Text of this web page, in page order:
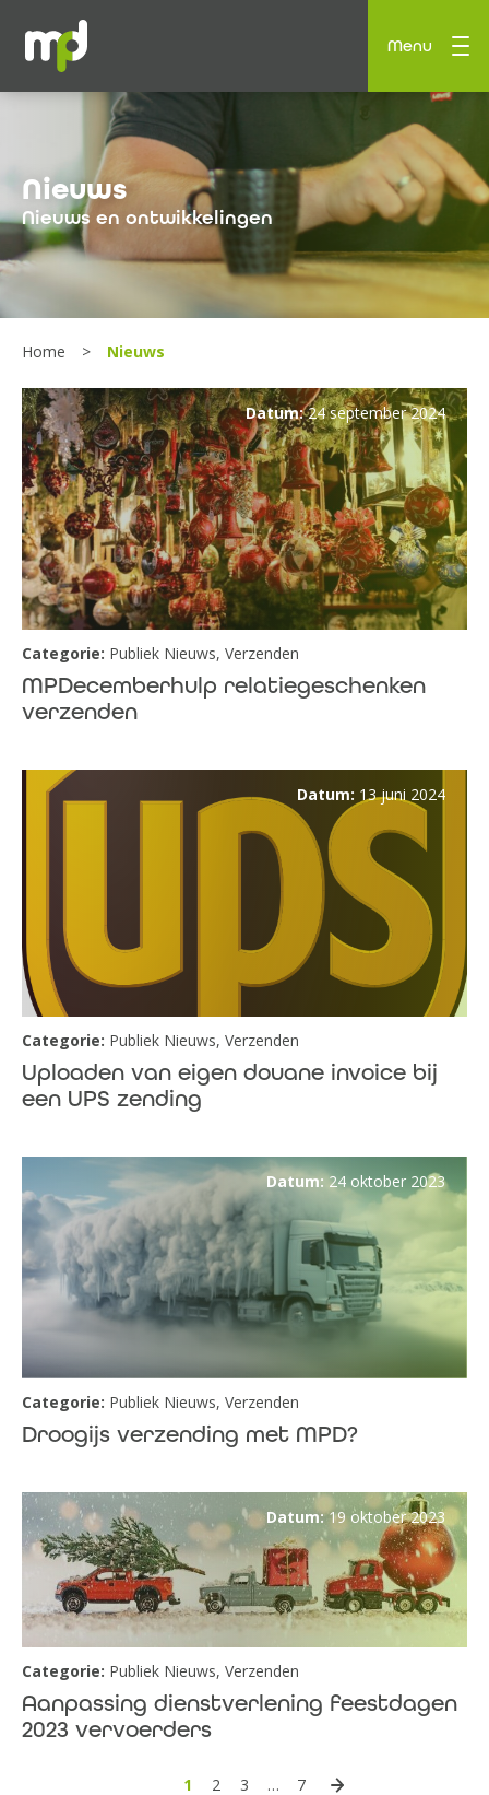
Menu
Nieuws
Nieuws en ontwikkelingen
Home Nieuws
Datum:24 september 2024
Categorie: Publiek Nieuws, Verzenden
MPDecemberhulp relatiegeschenken
verzenden
Datum: 13 juni 2024
Categorie: Publiek Nieuws, Verzenden
Uploaden van eigen douane invoice bij
een UPS zending
Datum:24 oktober 2023
Categorie: Publiek Nieuws, Verzenden
Droogijs verzending met MPD?
Datum:19 oktober 2023
Categorie: Publiek Nieuws, Verzenden
Aanpassing dienstverlening feestdagen
2023 vervoerders
1 2 3 … 7